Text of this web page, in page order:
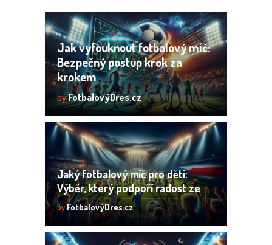
Jak vyfouknout fotbalový míč:
Bezpečný postup krok za
krokem
byFotbalovýDres.cz
Jaký fotbalový míč pro děti:
Výběr, který podpoří radost ze
hry
byFotbalovýDres.cz